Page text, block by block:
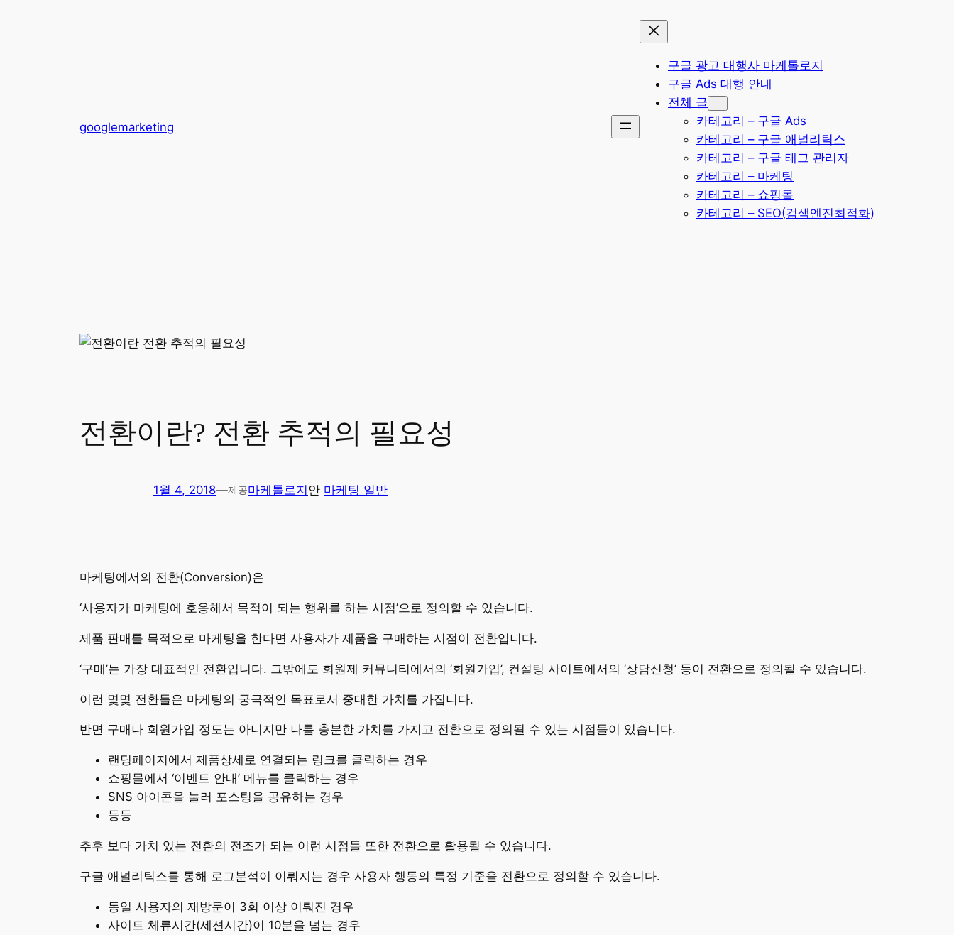
googlemarketing
구글 광고 대행사 마케톨로지
구글 Ads 대행 안내
전체 글
카테고리 – 구글 Ads
카테고리 – 구글 애널리틱스
카테고리 – 구글 태그 관리자
카테고리 – 마케팅
카테고리 – 쇼핑몰
카테고리 – SEO(검색엔진최적화)
전환이란? 전환 추적의 필요성
1월 4, 2018—제공마케톨로지안 마케팅 일반
마케팅에서의 전환(Conversion)은
‘사용자가 마케팅에 호응해서 목적이 되는 행위를 하는 시점’으로 정의할 수 있습니다.
제품 판매를 목적으로 마케팅을 한다면 사용자가 제품을 구매하는 시점이 전환입니다.
‘구매’는 가장 대표적인 전환입니다. 그밖에도 회원제 커뮤니티에서의 ‘회원가입’, 컨설팅 사이트에서의 ‘상담신청’ 등이 전환으로 정의될 수 있습니다.
이런 몇몇 전환들은 마케팅의 궁극적인 목표로서 중대한 가치를 가집니다.
반면 구매나 회원가입 정도는 아니지만 나름 충분한 가치를 가지고 전환으로 정의될 수 있는 시점들이 있습니다.
랜딩페이지에서 제품상세로 연결되는 링크를 클릭하는 경우
쇼핑몰에서 ‘이벤트 안내’ 메뉴를 클릭하는 경우
SNS 아이콘을 눌러 포스팅을 공유하는 경우
등등
추후 보다 가치 있는 전환의 전조가 되는 이런 시점들 또한 전환으로 활용될 수 있습니다.
구글 애널리틱스를 통해 로그분석이 이뤄지는 경우 사용자 행동의 특정 기준을 전환으로 정의할 수 있습니다.
동일 사용자의 재방문이 3회 이상 이뤄진 경우
사이트 체류시간(세션시간)이 10분을 넘는 경우